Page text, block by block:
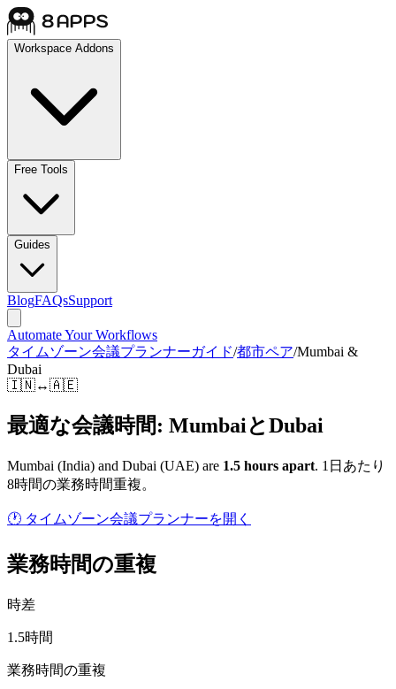
Workspace Addons
Free Tools
Guides
BlogFAQsSupport
Automate Your Workflows
タイムゾーン会議プランナーガイド/都市ペア/Mumbai &
Dubai
🇮🇳↔🇦🇪
最適な会議時間: MumbaiとDubai
Mumbai (India) and Dubai (UAE) are 1.5 hours apart. 1日あたり
8時間の業務時間重複。
🕐 タイムゾーン会議プランナーを開く
業務時間の重複
時差
1.5時間
業務時間の重複